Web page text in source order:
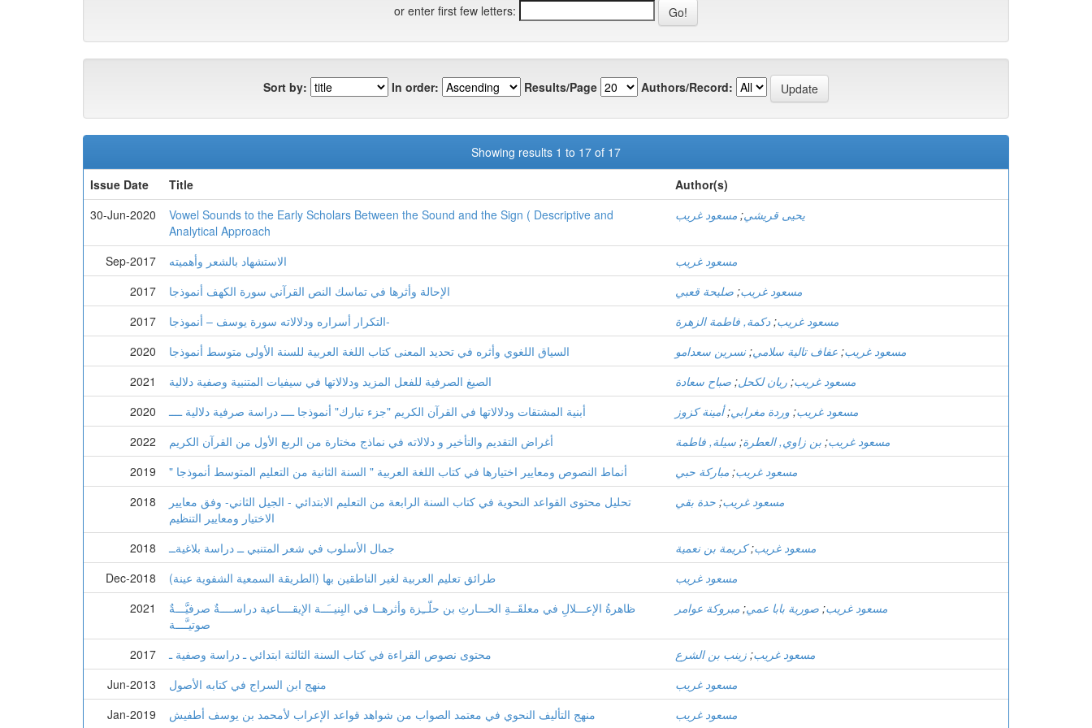
or enter first few letters:
Sort by: In order: Results/Page Authors/Record:
Showing results 1 to 17 of 17
Issue Date
Title
Author(s)
30-Jun-2020
Vowel Sounds to the Early Scholars Between the Sound and the Sign ( Descriptive and
Analytical Approach
يحيى قريشي; مسعود غريب
Sep-2017 الاستشهاد بالشعر وأهميته
مسعود غريب
2017
الإحالة وأثرها في تماسك النص القرآني سورة الكهف أنموذجا مسعود غريب; صليحة قعبي
2017
التكرار أسراره ودلالاته سورة يوسف – أنموذجا- مسعود غريب; دكمة, فاطمة الزهرة
2020
السياق اللغوي وأثره في تحديد المعنى كتاب اللغة العربية للسنة الأولى متوسط أنموذجا مسعود غريب; عفاف تالية سلامي;نسرين سعدامو
2021
الصيغ الصرفية للفعل المزيد ودلالاتها في سيفيات المتنبية وصفية دلالية مسعود غريب; ريان لكحل; صباح سعادة
2020
أبنية المشتقات ودلالاتها في القرآن الكريم "جزء تبارك" أنموذجا ــــ دراسة صرفية دلالية ــــ مسعود غريب; وردة مغرابي;أمينة كزوز
2022
أغراض التقديم والتأخير و دلالاته في نماذج مختارة من الربع الأول من القرآن الكريم مسعود غريب; بن زاوي, العطرة; سيلة, فاطمة
2019
" أنماط النصوص ومعايير اختيارها في كتاب اللغة العربية " السنة الثانية من التعليم المتوسط أنموذجا مسعود غريب; مباركة حبي
2018
تحليل محتوى القواعد النحوية في كتاب السنة الرابعة من التعليم الابتدائي - الجيل الثاني- وفق معايير
الاختيار ومعايير التنظيم
مسعود غريب; حدة بقي
2018 جمال الأسلوب في شعر المتنبي ــ دراسة بلاغيةــ مسعود غريب;كريمة بن نعمية
Dec-2018
طرائق تعليم العربية لغير الناطقين بها (الطريقة السمعية الشفوية عينة)
مسعود غريب
2021
ظاهرةُ الإعـــلالِ في معلقَــةِ الحـــارثِ بن حلّــِزة وأثرهــا في البِنيــَــة الإيقــــاعية دراســــةٌ صرفيَّـــةٌ
صوتيـَّـــة
مسعود غريب; صورية بابا عمي; مبروكة عوامر
2017 محتوى نصوص القراءة في كتاب السنة الثالثة ابتدائي ـ دراسة وصفية ـ مسعود غريب; زينب بن الشرع
Jun-2013
منهج ابن السراج في كتابه الأصول
مسعود غريب
Jan-2019
منهج التأليف النحوي في معتمد الصواب من شواهد قواعد الإعراب لأمحمد بن يوسف أطفيش مسعود غريب